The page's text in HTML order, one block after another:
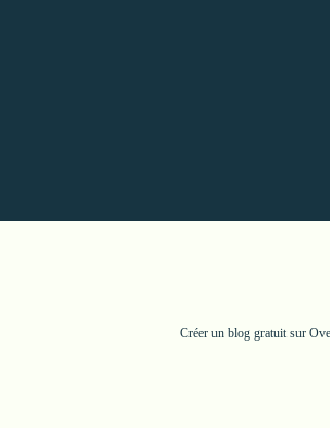
Créer un blog gratuit sur